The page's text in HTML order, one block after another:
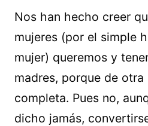
Nos han hecho creer
mujeres (por el simple
mujer) queremos y
madres, porque de otra
completa. Pues no,
dicho jamás,